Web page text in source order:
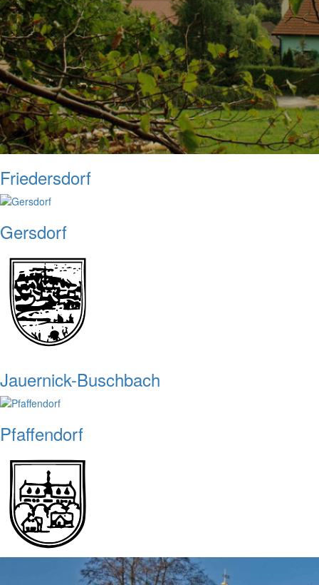
Friedersdorf
Gersdorf
Jauernick-Buschbach
Pfaffendorf